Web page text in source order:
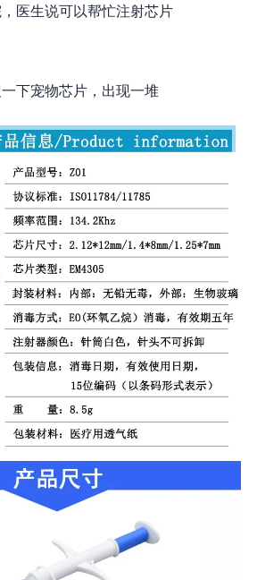
医生说可以帮忙注射芯片
下宠物芯片，出现一堆